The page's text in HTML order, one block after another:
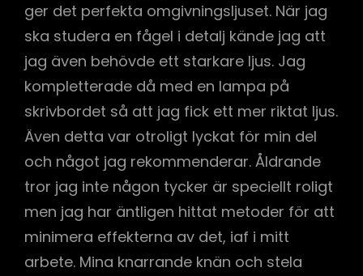
ger det perfekta omgivningsljuset. När jag
ska studera en fågel i detalj kände jag att
jag även behövde ett starkare ljus. Jag
kompletterade då med en lampa på
skrivbordet så att jag fick ett mer riktat ljus.
Även detta var otroligt lyckat för min del
och något jag rekommenderar. Åldrande
tror jag inte någon tycker är speciellt roligt
men jag har äntligen hittat metoder för att
minimera effekterna av det, iaf i mitt
arbete. Mina knarrande knän och stela